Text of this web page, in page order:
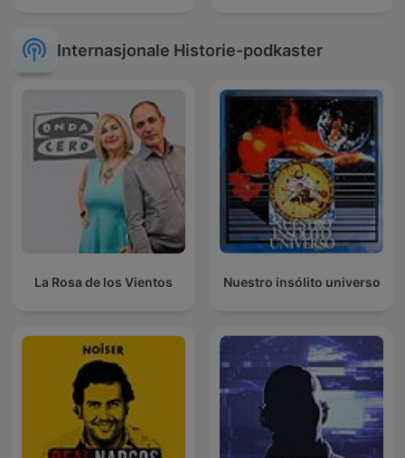
Internasjonale Historie-podkaster
La Rosa de los Vientos Nuestro insólito universo